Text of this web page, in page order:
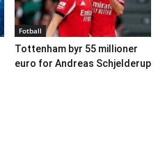
Fotball
Tottenham byr 55 millioner
euro for Andreas Schjelderup